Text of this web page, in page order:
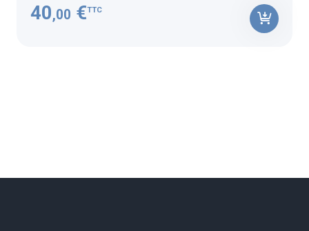
40,00 €TTC